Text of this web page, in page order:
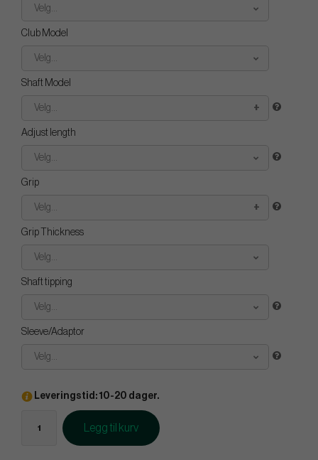
Velg...
Club Model
Velg...
Shaft Model
Velg...
Adjust length
Velg...
Grip
Velg...
Grip Thickness
Velg...
Shaft tipping
Velg...
Sleeve/Adaptor
Velg...
Leveringstid: 10-20 dager.
Legg til kurv